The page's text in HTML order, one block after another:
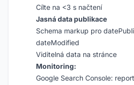
Cílte na <3 s načtení
Jasná data publikace
Schema markup pro
dateModified
Viditelná data na stránce
Monitoring:
Google Search Console: